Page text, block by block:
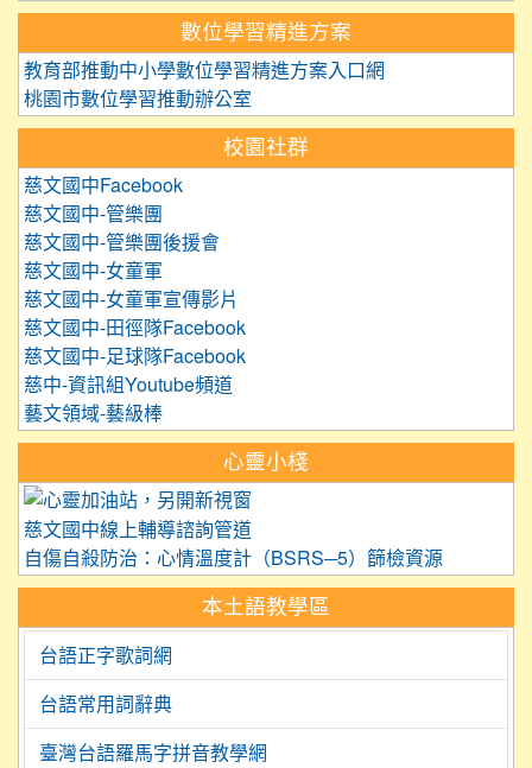
數位學習精進方案
教育部推動中小學數位學習精進方案入口網
桃園市數位學習推動辦公室
校園社群
慈文國中Facebook
慈文國中-管樂團
慈文國中-管樂團後援會
慈文國中-女童軍
慈文國中-女童軍宣傳影片
慈文國中-田徑隊Facebook
慈文國中-足球隊Facebook
慈中-資訊組Youtube頻道
藝文領域-藝級棒
心靈小棧
慈文國中線上輔導諮詢管道
自傷自殺防治：心情溫度計（BSRS─5）篩檢資源
本土語教學區
台語正字歌詞網
台語常用詞辭典
臺灣台語羅馬字拼音教學網